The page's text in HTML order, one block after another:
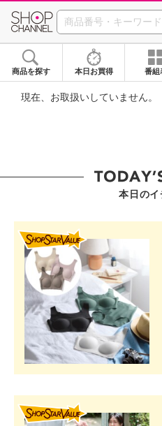
SHOP
商品を探す 本日お買得 番組
現在、お取扱いしていません。
本日のイ